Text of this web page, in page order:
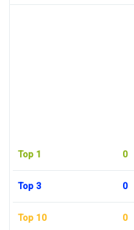
Top 1 0
Top 3 0
Top 10 0